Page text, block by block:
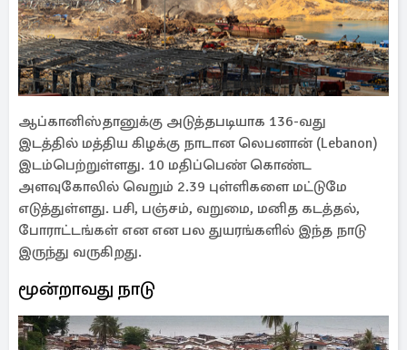
ஆப்கானிஸ்தானுக்கு அடுத்தபடியாக 136-வது
இடத்தில் மத்திய கிழக்கு நாடான லெபனான் (Lebanon)
இடம்பெற்றுள்ளது. 10 மதிப்பெண் கொண்ட
அளவுகோலில் வெறும் 2.39 புள்ளிகளை மட்டுமே
எடுத்துள்ளது. பசி, பஞ்சம், வறுமை, மனித கடத்தல்,
போராட்டங்கள் என என பல துயரங்களில் இந்த நாடு
இருந்து வருகிறது.
மூன்றாவது நாடு